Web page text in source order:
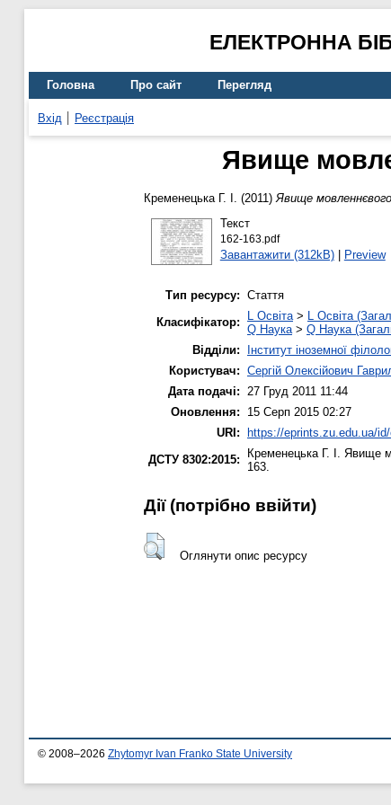
ЕЛЕКТРОННА
Головна Про сайт Перегляд
Вхід Реєстрація
Явище
Кременецька Г. І. (2011)Явище
Текст
162-163.pdf
Завантажити (312kB)| Preview
Тип ресурсу: Стаття
Класифікатор:
L Освіта> L Освіта
Q Наука> Q Наука
Відділи:
Інститут іноземної
Користувач: Сергій Олексійович
Дата подачі: 27 Груд 2011 11:44
Оновлення:
15 Серп 2015 02:27
URI:
https://eprints.zu.edu.ua/
ДСТУ 8302:2015:
Кременецька Г. І. Явище
163.
Дії ​​(потрібно ввійти)
Оглянути опис ресурсу
© 2008–2026 Zhytomyr Ivan Franko State University